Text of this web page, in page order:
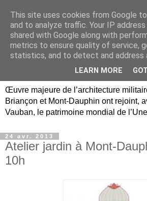
Briançon, Mont-
Vauban Unesco
Œuvre majeure de l’architecture
Briançon et Mont-Dauphin ont rejoint,
Vauban, le patrimoine mondial de
24 avr. 2013
Atelier jardin à Mont-
10h
This site uses cookies from Google
and to analyze traffic. Your IP
shared with Google along with
metrics to ensure quality of service,
statistics, and to detect and address
LEARN MORE